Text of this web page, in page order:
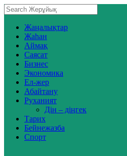
Жаңалықтар
Жаһан
Аймақ
Саясат
Бизнес
Экономика
Ел-жер
Абайтану
Руханият
Дін – діңгек
Тарих
Бейнежазба
Спорт